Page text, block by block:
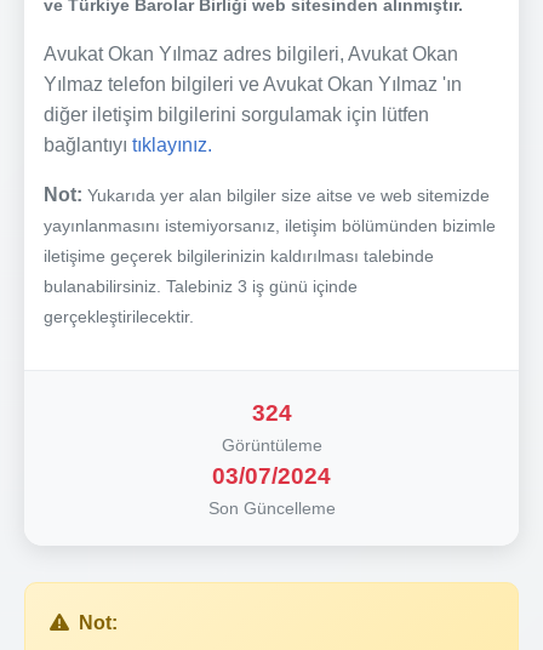
ve Türkiye Barolar Birliği web sitesinden alınmıştır.
Avukat Okan Yılmaz adres bilgileri, Avukat Okan
Yılmaz telefon bilgileri ve Avukat Okan Yılmaz 'ın
diğer iletişim bilgilerini sorgulamak için lütfen
bağlantıyı tıklayınız.
Not: Yukarıda yer alan bilgiler size aitse ve web sitemizde
yayınlanmasını istemiyorsanız, iletişim bölümünden bizimle
iletişime geçerek bilgilerinizin kaldırılması talebinde
bulanabilirsiniz. Talebiniz 3 iş günü içinde
gerçekleştirilecektir.
324
Görüntüleme
03/07/2024
Son Güncelleme
Not: